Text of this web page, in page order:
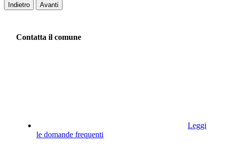
Indietro Avanti
Contatta il comune
Leggi
le domande frequenti